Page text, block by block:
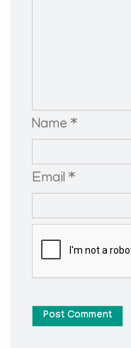
Name *
Email *
Post Comment